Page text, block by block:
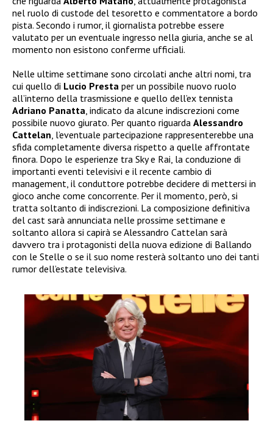
nel ruolo di custode del tesoretto e commentatore a bordo
pista. Secondo i rumor, il giornalista potrebbe essere
valutato per un eventuale ingresso nella giuria, anche se al
momento non esistono conferme ufficiali.
Nelle ultime settimane sono circolati anche altri nomi, tra
cui quello di Lucio Presta per un possibile nuovo ruolo
all’interno della trasmissione e quello dell’ex tennista
Adriano Panatta , indicato da alcune indiscrezioni come
possibile nuovo giurato. Per quanto riguarda Alessandro
Cattelan , l’eventuale partecipazione rappresenterebbe una
sfida completamente diversa rispetto a quelle affrontate
finora. Dopo le esperienze tra Sky e Rai, la conduzione di
importanti eventi televisivi e il recente cambio di
management, il conduttore potrebbe decidere di mettersi in
gioco anche come concorrente. Per il momento, però, si
tratta soltanto di indiscrezioni. La composizione definitiva
del cast sarà annunciata nelle prossime settimane e
soltanto allora si capirà se Alessandro Cattelan sarà
davvero tra i protagonisti della nuova edizione di Ballando
con le Stelle o se il suo nome resterà soltanto uno dei tanti
rumor dell’estate televisiva.